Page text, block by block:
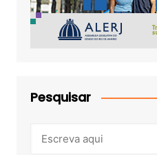
Pesquisar